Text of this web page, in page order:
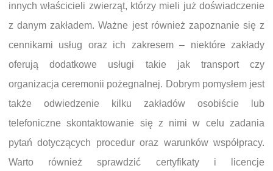
innych właścicieli zwierząt, którzy mieli już doświadczenie
z danym zakładem. Ważne jest również zapoznanie się z
cennikami usług oraz ich zakresem – niektóre zakłady
oferują dodatkowe usługi takie jak transport czy
organizacja ceremonii pożegnalnej. Dobrym pomysłem jest
także odwiedzenie kilku zakładów osobiście lub
telefoniczne skontaktowanie się z nimi w celu zadania
pytań dotyczących procedur oraz warunków współpracy.
Warto również sprawdzić certyfikaty i licencje